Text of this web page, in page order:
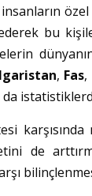
bu
, Fas,
de